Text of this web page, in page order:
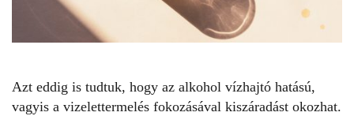
Azt eddig is tudtuk, hogy az alkohol vízhajtó hatású,
vagyis a vizelettermelés fokozásával kiszáradást okozhat.